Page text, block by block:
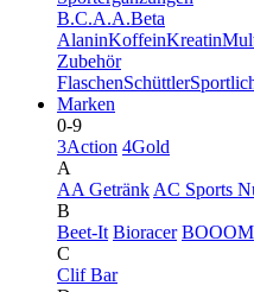
B.C.A.A.Beta
AlaninKoffeinKreatin
Zubehör
FlaschenSchüttler
Marken
0-9
3Action 4Gold
A
AA Getränk AC Sports
B
Beet-It Bioracer BOOOM
C
Clif Bar